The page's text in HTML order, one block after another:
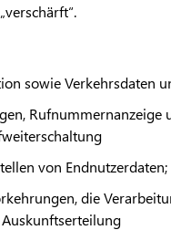
sowie Verkehrsdaten
Rufnummernanzeige
von
die